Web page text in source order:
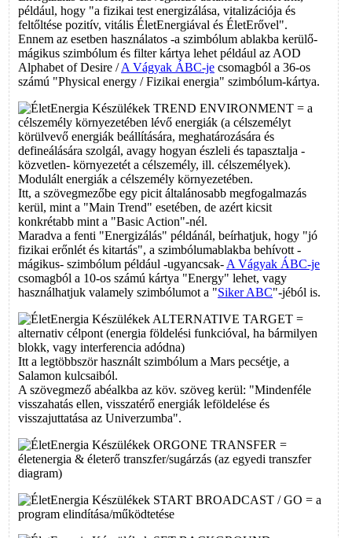
például, hogy "a fizikai test energizálása, vitalizációja és
feltőltése pozitív, vitális ÉletEnergiával és ÉletErővel".
Ennem az esetben használatos -a szimbólum ablakba kerülő-
mágikus szimbólum és filter kártya lehet például az AOD
Alphabet of Desire /A Vágyak ÁBC-je csomagból a 36-os
számú "Physical energy / Fizikai energia" szimbólum-kártya.
TREND ENVIRONMENT = a
célszemély környezetében lévő energiák (a célszemélyt
körülvevő energiák beállítására, meghatározására és
defineálására szolgál, avagy hogyan észleli és tapasztalja -
közvetlen- környezetét a célszemély, ill. célszemélyek).
Modulált energiák a célszemély környezetében.
Itt, a szövegmezőbe egy picit általánosabb megfogalmazás
kerül, mint a "Main Trend" esetében, de azért kicsit
konkrétabb mint a "Basic Action"-nél.
Maradva a fenti "Energizálás" példánál, beírhatjuk, hogy "jó
fizikai erőnlét és kitartás", a szimbólumablakba behívott -
mágikus- szimbólum például -ugyancsak- A Vágyak ÁBC-je
csomagból a 10-os számú kártya "Energy" lehet, vagy
használhatjuk valamely szimbólumot a "Siker ABC"-jéból is.
ALTERNATIVE TARGET =
alternativ célpont (energia földelési funkcióval, ha bármilyen
blokk, vagy interferencia adódna)
Itt a legtöbbször használt szimbólum a Mars pecsétje, a
Salamon kulcsaiból.
A szövegmező abéalkba az köv. szöveg kerül: "Mindenféle
visszahatás ellen, visszatérő energiák leföldelése és
visszajuttatása az Univerzumba".
ORGONE TRANSFER =
életenergia & életerő transzfer/sugárzás (az egyedi transzfer
diagram)
START BROADCAST / GO = a
program elindítása/működtetése